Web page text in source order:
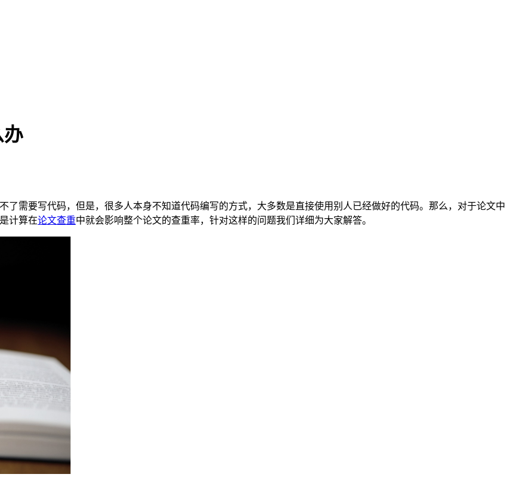
办
了需要写代码，但是，很多人本身不知道代码编写的方式，大多数是直接使用别人已经做好的代码。那么，对于论文中
计算在论文查重中就会影响整个论文的查重率，针对这样的问题我们详细为大家解答。